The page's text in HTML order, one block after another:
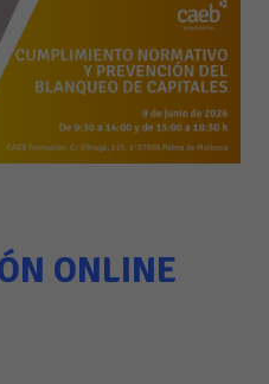
ONLINE